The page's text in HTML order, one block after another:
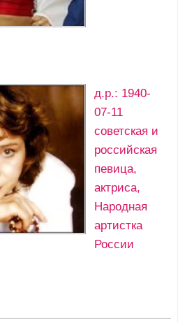
д.р.: 1940-
07-11
советская и
российская
певица,
актриса,
Народная
артистка
России